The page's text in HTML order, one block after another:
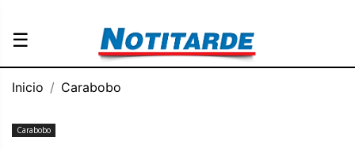
☰
Inicio Carabobo
Carabobo